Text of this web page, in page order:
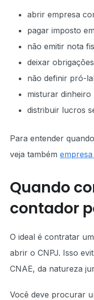
abrir empresa
pagar imposto
não emitir nota
deixar
não definir pró-
misturar dinheiro
distribuir lucros
Para entender
veja também
Quando
contador
O ideal é contratar
abrir o CNPJ. Isso
CNAE, da natureza
Você deve procurar